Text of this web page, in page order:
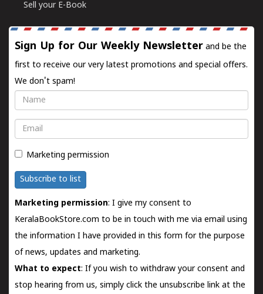
Sell your E-Book
Sign Up for Our Weekly Newsletter and be the
first to receive our very latest promotions and special offers.
We don't spam!
Name
Email
Marketing permission
Subscribe to list
Marketing permission: I give my consent to
KeralaBookStore.com to be in touch with me via email using
the information I have provided in this form for the purpose
of news, updates and marketing.
What to expect: If you wish to withdraw your consent and
stop hearing from us, simply click the unsubscribe link at the